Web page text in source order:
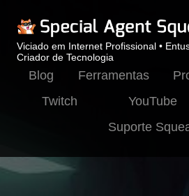
Viciado em Internet Profissional •
Criador de Tecnologia
Blog Ferramentas
Twitch
YouTube
Suporte